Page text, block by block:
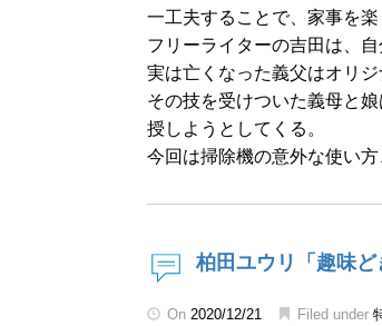
一工夫することで、家事を
フリーライターの吉田は、
実は亡くなった義父はオリ
その技を受けついた義母と
授しようとしてくる。
今回は掃除機の意外な使い
柏田ユウリ「趣味ど
On 2020/12/21 Filed under